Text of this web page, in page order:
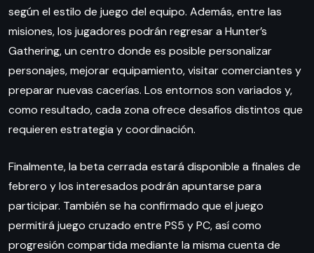
según el estilo de juego del equipo. Además, entre las
misiones, los jugadores podrán regresar a Hunter’s
Gathering, un centro donde es posible personalizar
personajes, mejorar equipamiento, visitar comerciantes y
preparar nuevas cacerías. Los entornos son variados y,
como resultado, cada zona ofrece desafíos distintos que
requieren estrategia y coordinación.
Finalmente, la beta cerrada estará disponible a finales de
febrero y los interesados podrán apuntarse para
participar. También se ha confirmado que el juego
permitirá juego cruzado entre PS5 y PC, así como
progresión compartida mediante la misma cuenta de